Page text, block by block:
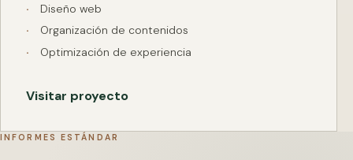
Diseño web
Organización de contenidos
Optimización de experiencia
Visitar proyecto
INFORMES ESTÁNDAR